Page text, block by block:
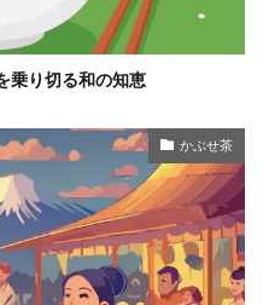
乗り切る和の知恵
かぶせ茶